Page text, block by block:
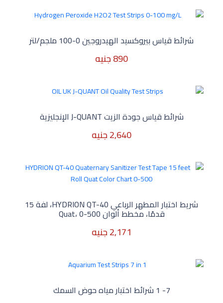
شرائط قياس بيروكسيد الهيدروجين 0-100 ملجم/لتر
890 جنيه
شرائط قياس جودة الزيت J-QUANT الإنجليزية
2,640 جنيه
2,640 جنيه
شريط اختبار المطهر الرباعي HYDRION QT-40، لفة 15
قدمًا، مخطط ألوان Quat، 0-500
2,171 جنيه
2,171 جنيه 7- 1 شرائط اختبار مياه حوض السمك